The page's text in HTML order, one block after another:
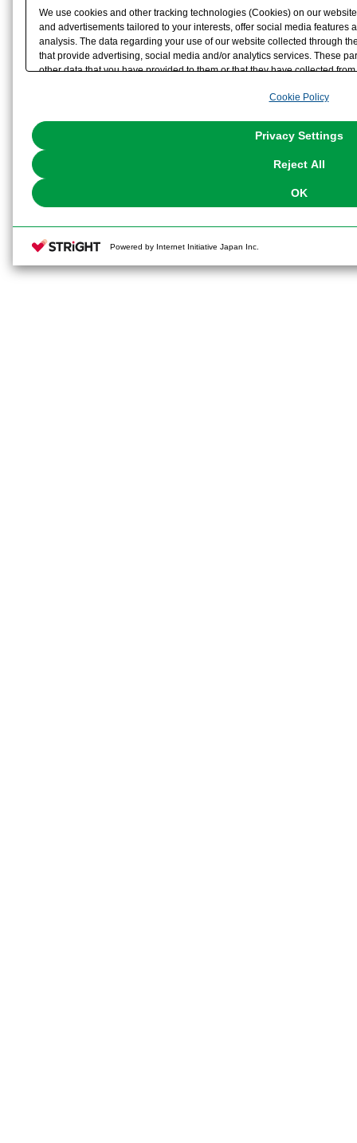
We use cookies and other tracking technologies (Cookies) on our
and advertisements tailored to your interests, offer social media features
analysis. The data regarding your use of our website collected through
that provide advertising, social media and/or analytics services. These
other data that you have provided to them or that they have collected
the use of all Cookies except for Strictly Necessary Cookies, please
Cookie Policy
Privacy Settings
Reject All
OK
Powered by Internet Initiative Japan Inc.